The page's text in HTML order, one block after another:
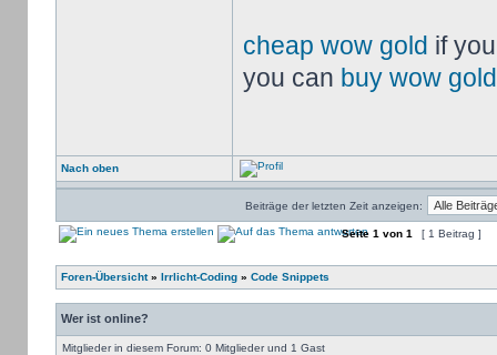
cheap wow gold if
you can buy wow gold
Nach oben
Beiträge der letzten Zeit anzeigen:
Seite 1 von 1 [ 1 Beitrag ]
Foren-Übersicht» Irrlicht-Coding» Code Snippets
Wer ist online?
Mitglieder in diesem Forum: 0 Mitglieder und 1 Gast